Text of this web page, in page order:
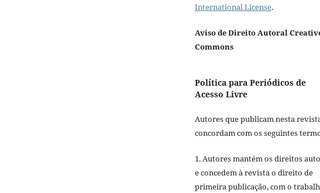
International License.
Aviso de Direito Autoral
Commons
Política para Periódicos de
Acesso Livre
Autores que publicam nesta
concordam com os seguintes
1. Autores mantém os direitos
e concedem à revista o direito de
primeira publicação, com o